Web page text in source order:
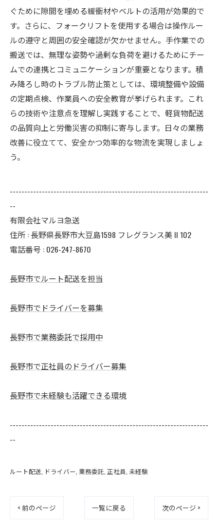
ぐために隙間を埋める緩衝材やベルトの活用が効果的で
す。さらに、フォークリフトを使用する場合は操作ルー
ルの遵守と周囲の安全確認が欠かせません。手作業での
搬送では、無理な姿勢や過剰な負荷を避けるためにチー
ムでの連携とコミュニケーションが重要となります。積
み降ろし時のトラブル防止策としては、環境整備や設備
の定期点検、作業員への安全教育が挙げられます。これ
らの技術や注意点を理解し実践することで、軽貨物配送
の品質向上と労働災害の抑制に寄与します。日々の業務
改善に役立てて、安全かつ効率的な物流を実現しましょ
う。
--------------------------------------------------------------------
--
有限会社マルヨ急送
住所 : 長野県長野市大豆島1598 フレグランス美 II 102
電話番号 : 026-247-8670
長野市でルート配送を担当
長野市でドライバーを募集
長野市で業務委託で採用中
長野市で正社員のドライバー募集
長野市で未経験も活躍できる環境
--------------------------------------------------------------------
--
ルート配送 ドライバー 業務委託 正社員 未経験
< 前のページ 一覧に戻る 次のページ >